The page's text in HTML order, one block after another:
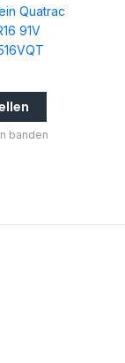
Quatrac
91V
banden